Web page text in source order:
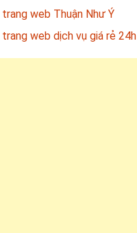
web Thuận Như Ý
web dịch vụ giá rẻ 24h